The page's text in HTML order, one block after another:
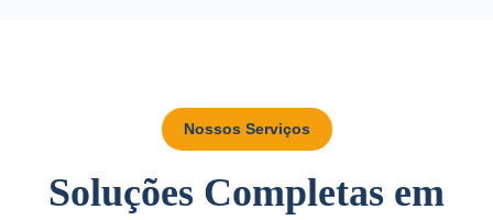
Nossos Serviços
Soluções Completas em